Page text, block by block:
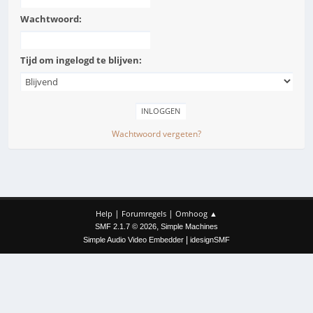
Wachtwoord:
Tijd om ingelogd te blijven:
Wachtwoord vergeten?
Help | Forumregels | Omhoog ▲
SMF 2.1.7 © 2026, Simple Machines
Simple Audio Video Embedder
idesignSMF